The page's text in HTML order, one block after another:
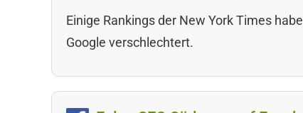
Einige Rankings der New York Times
Google verschlechtert.